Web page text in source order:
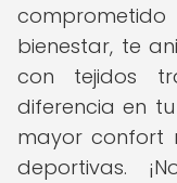
bienestar, te
con tejidos
diferencia en
mayor confort
deportivas.